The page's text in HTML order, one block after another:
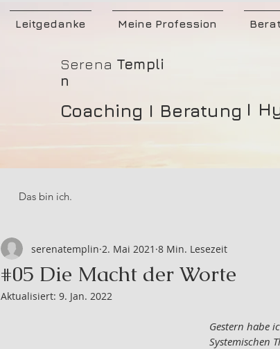
Leitgedanke Meine Profession
Serena Templi
n
Coaching I Beratung I
Das bin ich.
#05 Die Macht der Worte
serenatemplin 2. Mai 2021 8 Min. Lesezeit
Aktualisiert: 9. Jan. 2022
Gestern habe
Systemischen